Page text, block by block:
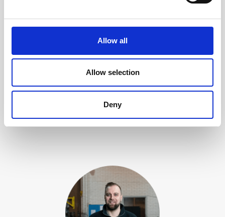
Allow all
Allow selection
Deny
Skicka